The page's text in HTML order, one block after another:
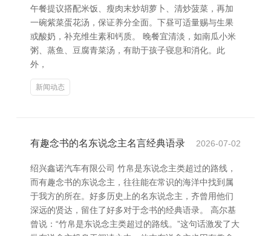
午餐提议搭配米饭、瘦肉末炒胡萝卜、清炒菠菜，再加
一碗紫菜蛋花汤，保证养分全面。下昼可适量赐与生果
或酸奶，补充维生素和钙质。 晚餐宜清淡，如南瓜小米
粥、蒸鱼、豆腐青菜汤，有助于孩子寝息和消化。此
外，
新闻动态
有趣念书的名东说念主名言经典语录 2026-07-02
绍兴鑫诺汽车有限公司 竹帛是东说念主类超过的路线，
而有趣念书的东说念主，往往能在常识的海洋中找到属
于我方的所在。好多历史上的名东说念主，齐曾用他们
深远的贤达，留住了好多对于念书的经典语录。 高尔基
曾说：“竹帛是东说念主类超过的路线。”这句话激发了大